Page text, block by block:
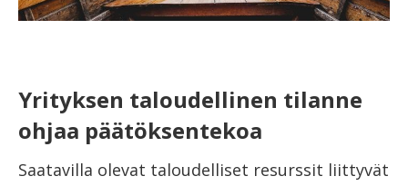
Yrityksen taloudellinen tilanne
ohjaa päätöksentekoa
Saatavilla olevat taloudelliset resurssit liittyvät